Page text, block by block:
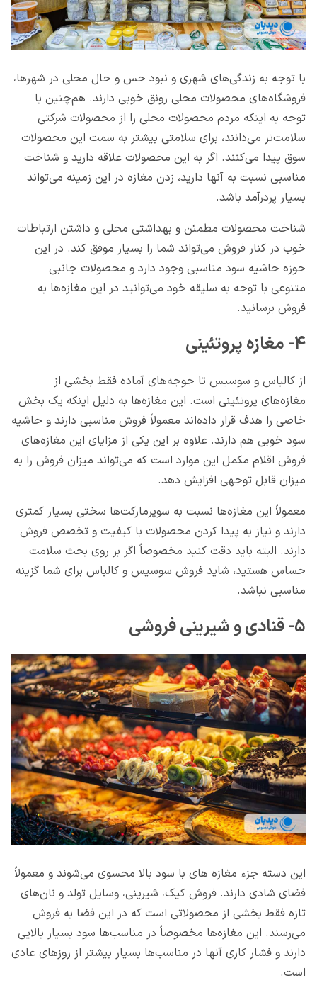
با توجه به زندگی‌‌های شهری و نبود حس و حال محلی در شهرها،
فروشگاه‌های محصولات محلی رونق خوبی دارند. هم‌چنین با
توجه به اینکه مردم محصولات محلی را از محصولات شرکتی
سلامت‌تر می‌دانند، برای سلامتی بیشتر به سمت این محصولات
سوق پیدا می‌کنند. اگر به این محصولات علاقه دارید و شناخت
مناسبی نسبت به آنها دارید، زدن مغازه در این زمینه می‌تواند
بسیار پردرآمد باشد.
شناخت محصولات مطمئن و بهداشتی محلی و داشتن ارتباطات
خوب در کنار فروش می‌تواند شما را بسیار موفق کند. در این
حوزه حاشیه سود مناسبی وجود دارد و محصولات جانبی
متنوعی با توجه به سلیقه خود می‌توانید در این مغازه‌ها به
فروش برسانید.
۴- مغازه پروتئینی
از کالباس و سوسیس تا جوجه‌های آماده فقط بخشی از
مغازه‌‌های پروتئینی است. این مغازه‌ها به دلیل اینکه یک بخش
خاصی را هدف قرار داده‌اند معمولاً فروش مناسبی دارند و حاشیه
سود خوبی هم دارند. علاوه بر این یکی از مزایای این مغازه‌های
فروش اقلام مکمل این موارد است که می‌تواند میزان فروش را به
میزان قابل توجهی افزایش دهد.
معمولاً این مغازه‌ها نسبت به سوپرمارکت‌ها سختی بسیار کمتری
دارند و نیاز به پیدا کردن محصولات با کیفیت و تخصص فروش
دارند. البته باید دقت کنید مخصوصاً اگر بر روی بحث سلامت
حساس هستید، شاید فروش سوسیس و کالباس برای شما گزینه
مناسبی نباشد.
۵- قنادی و شیرینی فروشی
این دسته جزء مغازه های با سود بالا محسوی می‌شوند و معمولاً
فضای شادی دارند. فروش کیک، شیرینی، وسایل تولد و نان‌های
تازه فقط بخشی از محصولاتی است که در این فضا به فروش
می‌رسند. این مغازه‌ها مخصوصاً در مناسب‌ها سود بسیار بالایی
دارند و فشار کاری آنها در مناسب‌ها بسیار بیشتر از روزهای عادی
است.